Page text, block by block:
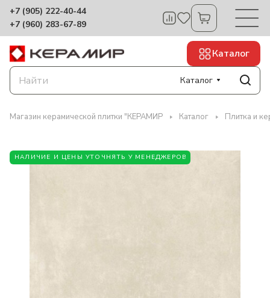
+7 (905) 222-40-44
+7 (960) 283-67-89
Каталог
Каталог
Магазин керамической плитки "КЕРАМИР Каталог Плитка и
НАЛИЧИЕ И ЦЕНЫ УТОЧНЯТЬ У МЕНЕДЖЕРОВ